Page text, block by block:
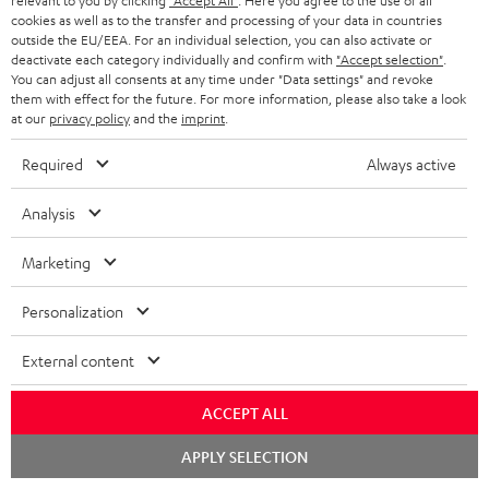
l
e
t
t
e
r
a
n
m
e
l
d
n
WIDGET
SOUNDBARS
Unternehmen
SUPPORT
Teufel Onlineshops
ÖSTERREICH
cookies as well as to the transfer and processing of your data in countries
outside the EU/EEA. For an individual selection, you can also activate or
deactivate each category individually and confirm with "Accept selection"
You can adjust all consents at any time under "Data settings" and revoke
them with effect for the future. For more information, please also take a look
at our privacy policyand the imprint
Required Always active
Analysis
Marketing
Personalization
External content
ACCEPT ALL
APPLY SELECTION